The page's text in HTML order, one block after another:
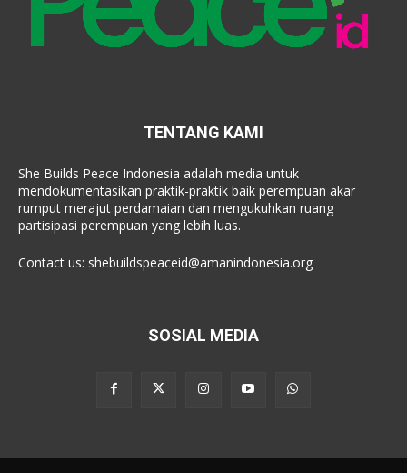
TENTANG KAMI
She Builds Peace Indonesia adalah media untuk
mendokumentasikan praktik-praktik baik perempuan akar
rumput merajut perdamaian dan mengukuhkan ruang
partisipasi perempuan yang lebih luas.
Contact us: shebuildspeaceid@amanindonesia.org
SOSIAL MEDIA